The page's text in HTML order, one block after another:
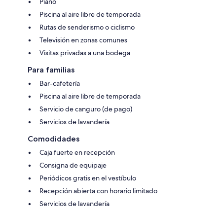
Piscina al aire libre de temporada
Rutas de senderismo o ciclismo
Televisión en zonas comunes
Visitas privadas a una bodega
Para familias
Bar-cafetería
Piscina al aire libre de temporada
Servicio de canguro (de pago)
Servicios de lavandería
Comodidades
Caja fuerte en recepción
Consigna de equipaje
Periódicos gratis en el vestíbulo
Recepción abierta con horario limitado
Servicios de lavandería